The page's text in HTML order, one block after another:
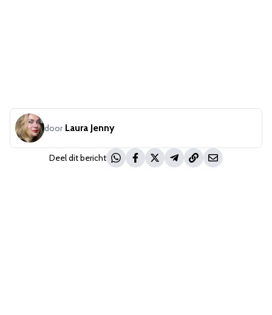
door Laura Jenny
Deel dit bericht